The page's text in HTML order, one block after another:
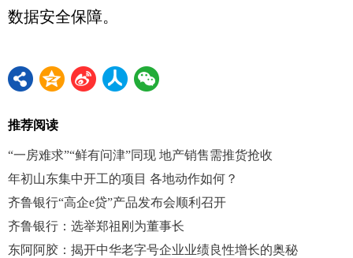
数据安全保障。
推荐阅读
“一房难求”“鲜有问津”同现 地产销售需推货抢收
年初山东集中开工的项目 各地动作如何？
齐鲁银行“高企e贷”产品发布会顺利召开
齐鲁银行：选举郑祖刚为董事长
东阿阿胶：揭开中华老字号企业业绩良性增长的奥秘